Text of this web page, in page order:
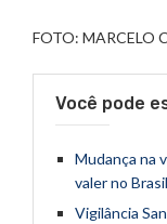
FOTO: MARCELO
Você pode
Mudança na
valer no Brasil
Vigilância